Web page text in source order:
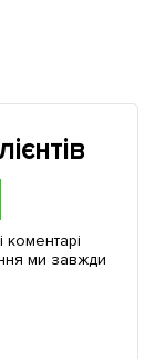
коментарі
ми завжди